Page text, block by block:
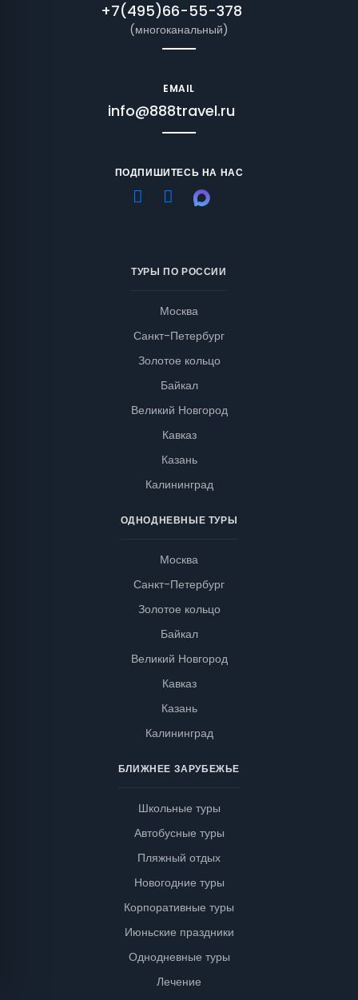
+7(495)66-55-378
(многоканальный)
EMAIL
info@888travel.ru
ПОДПИШИТЕСЬ НА НАС
ТУРЫ ПО РОССИИ
Москва
Санкт-Петербург
Золотое кольцо
Байкал
Великий Новгород
Кавказ
Казань
Калининград
ОДНОДНЕВНЫЕ ТУРЫ
Москва
Санкт-Петербург
Золотое кольцо
Байкал
Великий Новгород
Кавказ
Казань
Калининград
БЛИЖНЕЕ ЗАРУБЕЖЬЕ
Школьные туры
Автобусные туры
Пляжный отдых
Новогодние туры
Корпоративные туры
Июньские праздники
Однодневные туры
Лечение